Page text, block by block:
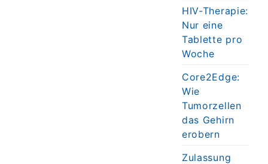
HIV-Therapie:
Nur eine
Tablette pro
Woche
Core2Edge:
Wie
Tumorzellen
das Gehirn
erobern
Zulassung